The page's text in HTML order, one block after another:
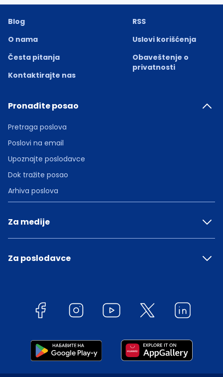
Blog
O nama
Česta pitanja
Kontaktirajte nas
RSS
Uslovi korišćenja
Obaveštenje o
privatnosti
Pronađite posao
Pretraga poslova
Poslovi na email
Upoznajte poslodavce
Dok tražite posao
Arhiva poslova
Za medije
Za poslodavce